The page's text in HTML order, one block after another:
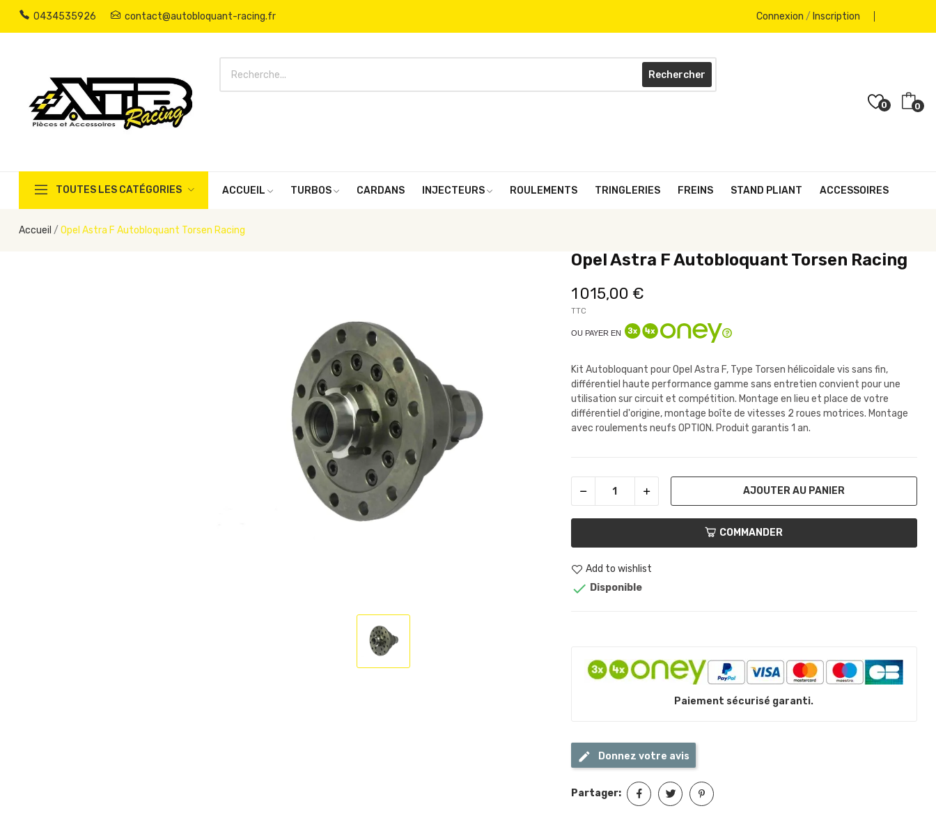
0434535926 contact@autobloquant-racing.fr Connexion / Inscription
Rechercher
0 0
TOUTES LES CATÉGORIES ACCUEIL TURBOS CARDANS INJECTEURS ROULEMENTS TRINGLERIES FREINS STAND PLIANT ACCESSOIRES
Accueil Opel Astra F Autobloquant Torsen Racing
Opel Astra F Autobloquant Torsen Racing
1 015,00 €
TTC
OU PAYER EN
Kit Autobloquant pour Opel Astra F, Type Torsen hélicoïdale vis sans fin,
différentiel haute performance gamme sans entretien convient pour une
utilisation sur circuit et compétition. Montage en lieu et place de votre
différentiel d'origine, montage boîte de vitesses 2 roues motrices. Montage
avec roulements neufs OPTION. Produit garantis 1 an.
AJOUTER AU PANIER
COMMANDER
Add to wishlist
 Disponible
Paiement sécurisé garanti.
Donnez votre avis
Partager: